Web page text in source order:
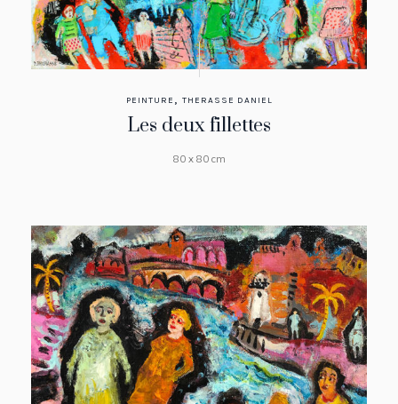
PEINTURE , THERASSE DANIEL
Les deux fillettes
80 x 80 cm